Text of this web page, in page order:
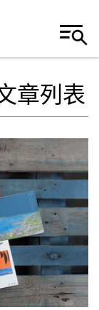
章列表